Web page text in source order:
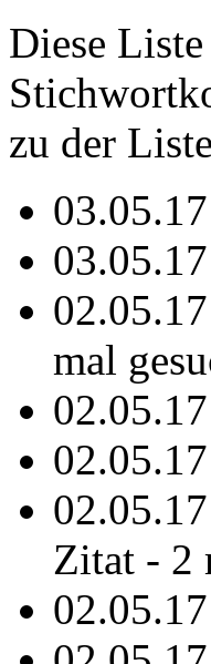
Diese
zu der
mal
Zitat - 2